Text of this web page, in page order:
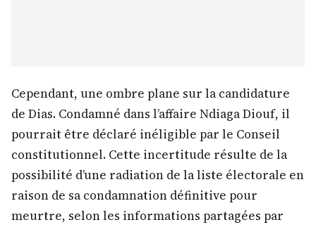
Cependant, une ombre plane sur la candidature
de Dias. Condamné dans l’affaire Ndiaga Diouf, il
pourrait être déclaré inéligible par le Conseil
constitutionnel. Cette incertitude résulte de la
possibilité d’une radiation de la liste électorale en
raison de sa condamnation définitive pour
meurtre, selon les informations partagées par